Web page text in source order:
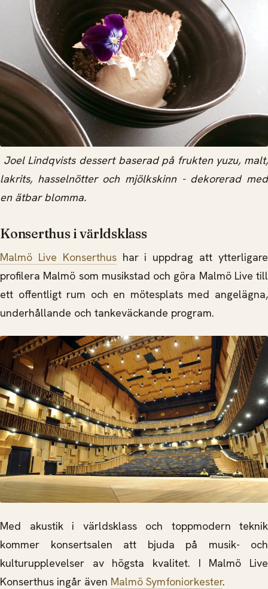
Joel Lindqvists dessert baserad på frukten yuzu, malt,
lakrits, hasselnötter och mjölkskinn - dekorerad med
en ätbar blomma.
Konserthus i världsklass
Malmö Live Konserthushar i uppdrag att ytterligare
profilera Malmö som musikstad och göra Malmö Live till
ett offentligt rum och en mötesplats med angelägna,
underhållande och tankeväckande program.
Med akustik i världsklass och toppmodern teknik
kommer konsertsalen att bjuda på musik- och
kulturupplevelser av högsta kvalitet. I Malmö Live
Konserthus ingår även Malmö Symfoniorkester.